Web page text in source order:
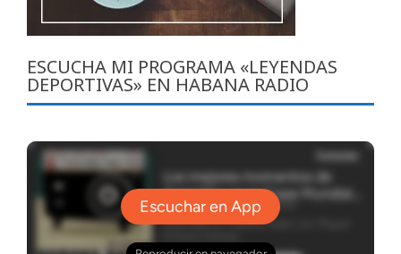
ESCUCHA MI PROGRAMA «LEYENDAS
DEPORTIVAS» EN HABANA RADIO